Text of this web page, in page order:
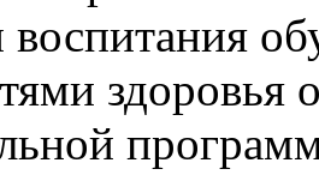
воспитания
здоровья